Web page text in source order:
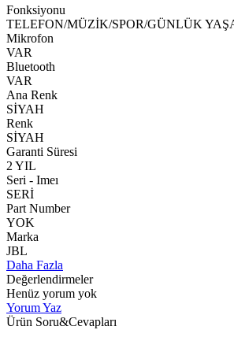
Fonksiyonu
TELEFON/MÜZİK/SPOR/GÜNLÜK
Mikrofon
VAR
Bluetooth
VAR
Ana Renk
SİYAH
Renk
SİYAH
Garanti Süresi
2 YIL
Seri - Imeı
SERİ
Part Number
YOK
Marka
JBL
Daha Fazla
Değerlendirmeler
Henüz yorum yok
Yorum Yaz
Ürün Soru&Cevapları